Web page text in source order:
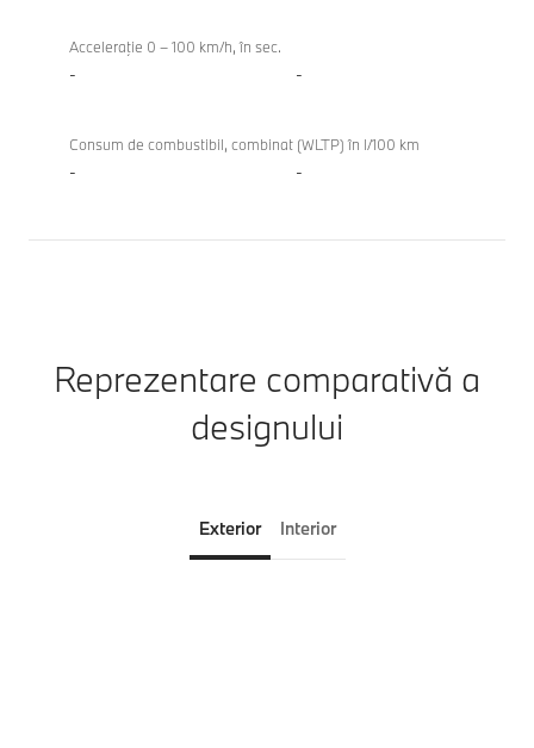
Acceleraţie 0 – 100 km/h, în sec.
- -
Consum de combustibil, combinat (WLTP) în l/100 km
- -
Reprezentare comparativă a
designului
Exterior Interior